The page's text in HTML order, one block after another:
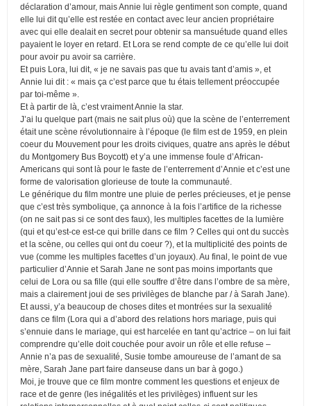
déclaration d’amour, mais Annie lui règle gentiment son compte, quand
elle lui dit qu’elle est restée en contact avec leur ancien propriétaire
avec qui elle dealait en secret pour obtenir sa mansuétude quand elles
payaient le loyer en retard. Et Lora se rend compte de ce qu’elle lui doit
pour avoir pu avoir sa carrière.
Et puis Lora, lui dit, « je ne savais pas que tu avais tant d’amis », et
Annie lui dit : « mais ça c’est parce que tu étais tellement préoccupée
par toi-même ».
Et à partir de là, c’est vraiment Annie la star.
J’ai lu quelque part (mais ne sait plus où) que la scène de l’enterrement
était une scène révolutionnaire à l’époque (le film est de 1959, en plein
coeur du Mouvement pour les droits civiques, quatre ans après le début
du Montgomery Bus Boycott) et y’a une immense foule d’African-
Americans qui sont là pour le faste de l’enterrement d’Annie et c’est une
forme de valorisation glorieuse de toute la communauté.
Le générique du film montre une pluie de perles précieuses, et je pense
que c’est très symbolique, ça annonce à la fois l’artifice de la richesse
(on ne sait pas si ce sont des faux), les multiples facettes de la lumière
(qui et qu’est-ce est-ce qui brille dans ce film ? Celles qui ont du succès
et la scène, ou celles qui ont du coeur ?), et la multiplicité des points de
vue (comme les multiples facettes d’un joyaux). Au final, le point de vue
particulier d’Annie et Sarah Jane ne sont pas moins importants que
celui de Lora ou sa fille (qui elle souffre d’être dans l’ombre de sa mère,
mais a clairement joui de ses privilèges de blanche par / à Sarah Jane).
Et aussi, y’a beaucoup de choses dites et montrées sur la sexualité
dans ce film (Lora qui a d’abord des relations hors mariage, puis qui
s’ennuie dans le mariage, qui est harcelée en tant qu’actrice – on lui fait
comprendre qu’elle doit couchée pour avoir un rôle et elle refuse –
Annie n’a pas de sexualité, Susie tombe amoureuse de l’amant de sa
mère, Sarah Jane part faire danseuse dans un bar à gogo.)
Moi, je trouve que ce film montre comment les questions et enjeux de
race et de genre (les inégalités et les privilèges) influent sur les